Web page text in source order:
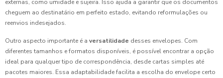
externas, como umidade e sujeira. Isso ajuda a garantir que os documentos
cheguem ao destinatário em perfeito estado, evitando reformulações ou
reenvios indesejados.
Outro aspecto importante é a versatilidade desses envelopes. Com
diferentes tamanhos e formatos disponíveis, é possível encontrar a opção
ideal para qualquer tipo de correspondência, desde cartas simples até
pacotes maiores. Essa adaptabilidade facilita a escolha do envelope certo